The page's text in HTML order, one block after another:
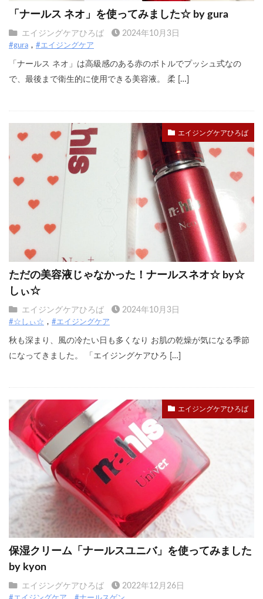
「ナールス ネオ」を使ってみました☆ by gura
エイジングケアひろば 2024年10月3日
#gura #エイジングケア
「ナールス ネオ」は高級感のある赤のボトルでプッシュ式なの
で、最後まで衛生的に使用できる美容液。 柔 […]
エイジングケアひろば
ただの美容液じゃなかった！ナールスネオ☆ by☆
しぃ☆
エイジングケアひろば 2024年10月3日
#☆しぃ☆ #エイジングケア
秋も深まり、風の冷たい日も多くなり お肌の乾燥が気になる季節
になってきました。 「エイジングケアひろ […]
エイジングケアひろば
保湿クリーム「ナールスユニバ」を使ってみました
by kyon
エイジングケアひろば 2022年12月26日